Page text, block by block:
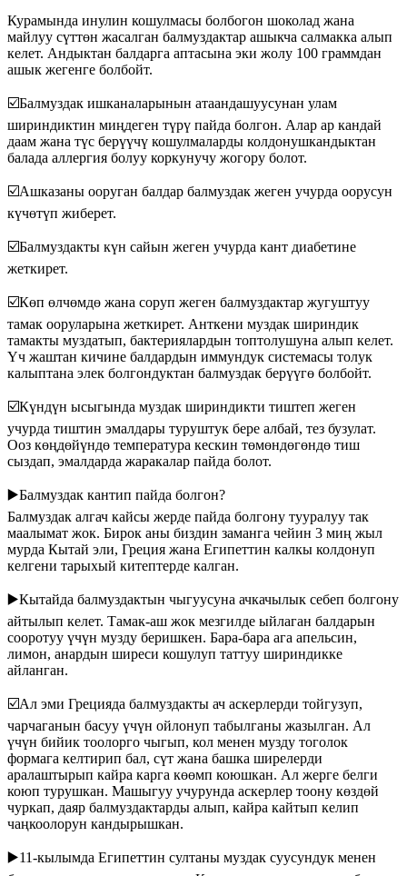
Курамында инулин кошулмасы болбогон шоколад жана
майлуу сүттөн жасалган балмуздактар ашыкча салмакка алып
келет. Андыктан балдарга аптасына эки жолу 100 граммдан
ашык жегенге болбойт.
☑️Балмуздак ишканаларынын атаандашуусунан улам
шириндиктин миңдеген түрү пайда болгон. Алар ар кандай
даам жана түс берүүчү кошулмаларды колдонушкандыктан
балада аллергия болуу коркунучу жогору болот.
☑️Ашказаны ооруган балдар балмуздак жеген учурда оорусун
күчөтүп жиберет.
☑️Балмуздакты күн сайын жеген учурда кант диабетине
жеткирет.
☑️Көп өлчөмдө жана соруп жеген балмуздактар жугуштуу
тамак ооруларына жеткирет. Анткени муздак шириндик
тамакты муздатып, бактериялардын топтолушуна алып келет.
Үч жаштан кичине балдардын иммундук системасы толук
калыптана элек болгондуктан балмуздак берүүгө болбойт.
☑️Күндүн ысыгында муздак шириндикти тиштеп жеген
учурда тиштин эмалдары туруштук бере албай, тез бузулат.
Ооз көңдөйүндө температура кескин төмөндөгөндө тиш
сыздап, эмалдарда жаракалар пайда болот.
▶️Балмуздак кантип пайда болгон?
Балмуздак алгач кайсы жерде пайда болгону тууралуу так
маалымат жок. Бирок аны биздин заманга чейин 3 миң жыл
мурда Кытай эли, Греция жана Египеттин калкы колдонуп
келгени тарыхый китептерде калган.
▶️Кытайда балмуздактын чыгуусуна ачкачылык себеп болгону
айтылып келет. Тамак-аш жок мезгилде ыйлаган балдарын
сооротуу үчүн музду беришкен. Бара-бара ага апельсин,
лимон, анардын ширеси кошулуп таттуу шириндикке
айланган.
☑️Ал эми Грецияда балмуздакты ач аскерлерди тойгузуп,
чарчаганын басуу үчүн ойлонуп табылганы жазылган. Ал
үчүн бийик тоолорго чыгып, кол менен музду тоголок
формага келтирип бал, сүт жана башка ширелерди
аралаштырып кайра карга көөмп коюшкан. Ал жерге белги
коюп турушкан. Машыгуу учурунда аскерлер тоону көздөй
чуркап, даяр балмуздактарды алып, кайра кайтып келип
чаңкоолорун кандырышкан.
▶️11-кылымда Египеттин султаны муздак суусундук менен